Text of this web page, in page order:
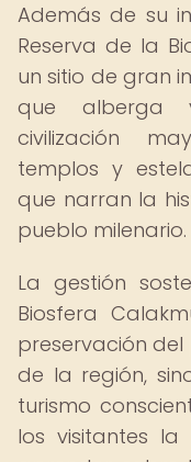
Además de su
Reserva de la
un sitio de gran
que alberga
civilización
templos y
que narran la
pueblo milenario.
La gestión
Biosfera
preservación
de la región,
turismo
los visitantes